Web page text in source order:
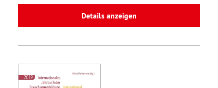
Details anzeigen